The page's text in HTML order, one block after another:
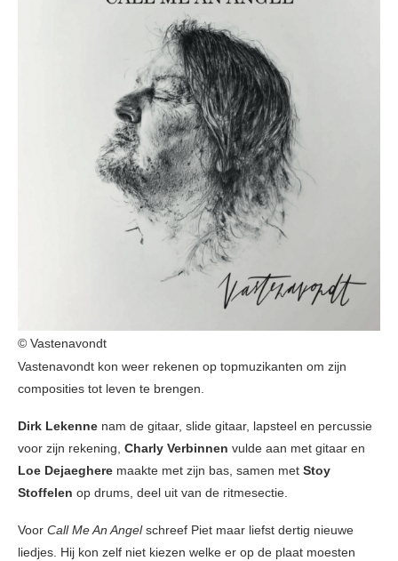
© Vastenavondt
Vastenavondt kon weer rekenen op topmuzikanten om zijn
composities tot leven te brengen.
Dirk Lekenne nam de gitaar, slide gitaar, lapsteel en percussie
voor zijn rekening, Charly Verbinnen vulde aan met gitaar en
Loe Dejaeghere maakte met zijn bas, samen met Stoy
Stoffelen op drums, deel uit van de ritmesectie.
Voor Call Me An Angelschreef Piet maar liefst dertig nieuwe
liedjes. Hij kon zelf niet kiezen welke er op de plaat moesten